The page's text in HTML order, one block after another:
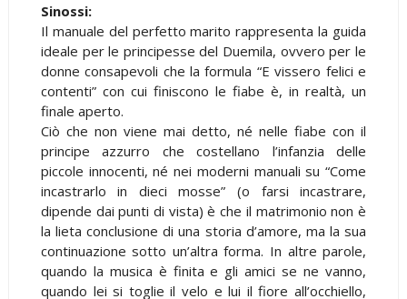
Sinossi:
Il manuale del perfetto marito rappresenta la guida
ideale per le principesse del Duemila, ovvero per le
donne consapevoli che la formula “E vissero felici e
contenti” con cui finiscono le fiabe è, in realtà, un
finale aperto.
Ciò che non viene mai detto, né nelle fiabe con il
principe azzurro che costellano l’infanzia delle
piccole innocenti, né nei moderni manuali su “Come
incastrarlo in dieci mosse” (o farsi incastrare,
dipende dai punti di vista) è che il matrimonio non è
la lieta conclusione di una storia d’amore, ma la sua
continuazione sotto un’altra forma. In altre parole,
quando la musica è finita e gli amici se ne vanno,
quando lei si toglie il velo e lui il fiore all’occhiello,